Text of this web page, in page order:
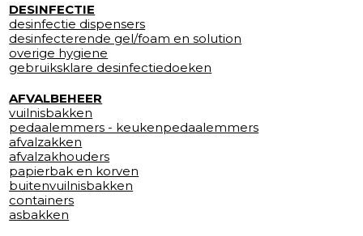
DESINFECTIE
desinfectie dispensers
desinfecterende gel/foam en solution
overige hygiene
gebruiksklare desinfectiedoeken
AFVALBEHEER
vuilnisbakken
pedaalemmers - keukenpedaalemmers
afvalzakken
afvalzakhouders
papierbak en korven
buitenvuilnisbakken
containers
asbakken